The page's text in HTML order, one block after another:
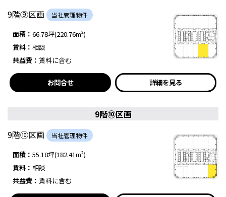
9階⑨区画
当社管理物件
面積： 66.78坪(220.76m²)
賃料： 相談
共益費： 賃料に含む
お問合せ 詳細を見る
9階⑩区画
9階⑩区画
当社管理物件
面積： 55.18坪(182.41m²)
賃料： 相談
共益費： 賃料に含む